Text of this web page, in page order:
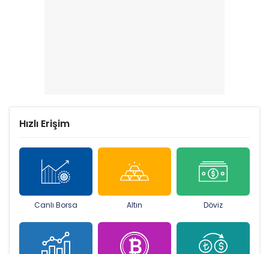
Hızlı Erişim
Canlı Borsa Altın Döviz